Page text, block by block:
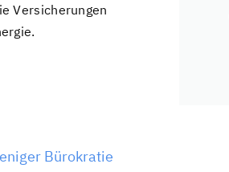
Versicherungen
Bürokratie